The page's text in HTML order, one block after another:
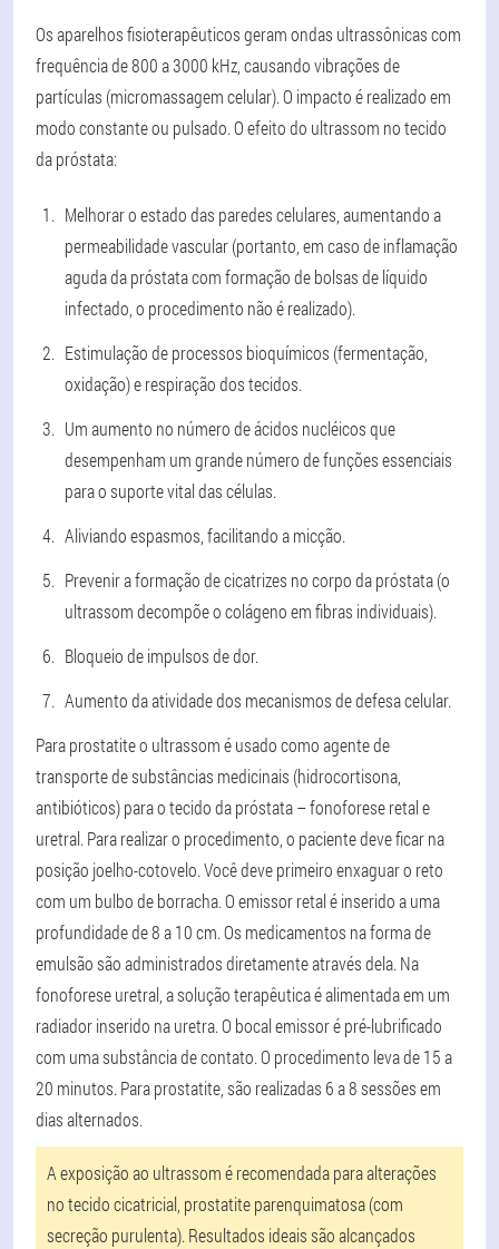
Os aparelhos fisioterapêuticos geram ondas ultrassônicas com
frequência de 800 a 3000 kHz, causando vibrações de
partículas (micromassagem celular). O impacto é realizado em
modo constante ou pulsado.O efeito do ultrassom no tecido
da próstata:
Melhorar o estado das paredes celulares, aumentando a
permeabilidade vascular (portanto, em caso de inflamação
aguda da próstata com formação de bolsas de líquido
infectado, o procedimento não é realizado).
Estimulação de processos bioquímicos (fermentação,
oxidação) e respiração dos tecidos.
Um aumento no número de ácidos nucléicos que
desempenham um grande número de funções essenciais
para o suporte vital das células.
Aliviando espasmos, facilitando a micção.
Prevenir a formação de cicatrizes no corpo da próstata (o
ultrassom decompõe o colágeno em fibras individuais).
Bloqueio de impulsos de dor.
Aumento da atividade dos mecanismos de defesa celular.
Para prostatiteo ultrassom é usado como agente de
transporte de substâncias medicinais (hidrocortisona,
antibióticos)para o tecido da próstata– fonoforese retal e
uretral. Para realizar o procedimento, o paciente deve ficar na
posição joelho-cotovelo. Você deve primeiro enxaguar o reto
com um bulbo de borracha. O emissor retal é inserido a uma
profundidade de 8 a 10 cm. Os medicamentos na forma de
emulsão são administrados diretamente através dela. Na
fonoforese uretral, a solução terapêutica é alimentada em um
radiador inserido na uretra. O bocal emissor é pré-lubrificado
com uma substância de contato. O procedimento leva de 15 a
20 minutos. Para prostatite, são realizadas 6 a 8 sessões em
dias alternados.
A exposição ao ultrassom é recomendada para alterações
no tecido cicatricial, prostatite parenquimatosa (com
secreção purulenta). Resultados ideais são alcançados